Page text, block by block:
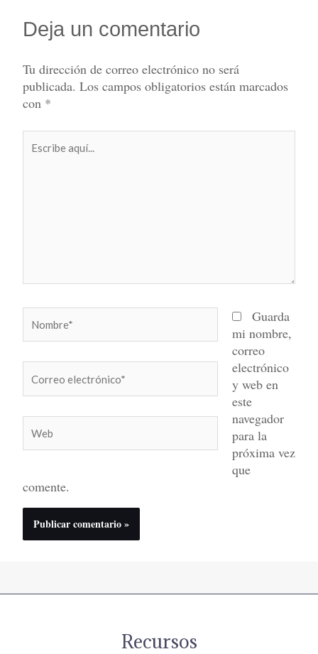
Deja un comentario
Tu dirección de correo electrónico no será
publicada. Los campos obligatorios están marcados
con *
aquí...
electrónico*
Guarda
mi nombre,
correo
electrónico
y web en
este
navegador
para la
próxima vez
que
comente.
Recursos